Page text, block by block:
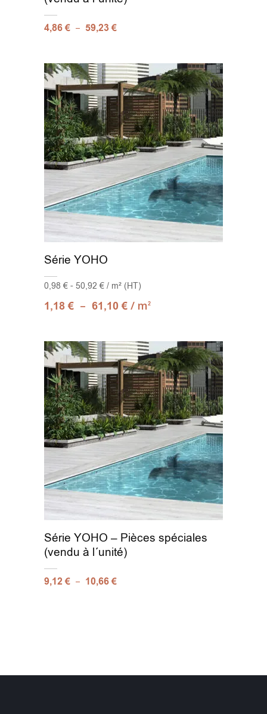
4,86€ – 59,23€
Série YOHO
0,98 € - 50,92 € / m² (HT)
1,18€ – 61,10€ / m2
Série YOHO – Pièces spéciales
(vendu à l´unité)
9,12€ – 10,66€